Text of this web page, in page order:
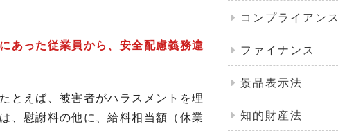
あった従業員から、安全配慮義務違
とえば、被害者がハラスメントを理
、慰謝料の他に、給料相当額（休業
コンプライアンス
ファイナンス
景品表示法
知的財産法